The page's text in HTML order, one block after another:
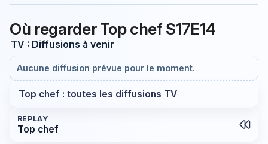
Où regarder Top chef S17E14
TV : Diffusions à venir
Aucune diffusion prévue pour le moment.
Top chef : toutes les diffusions TV
REPLAY
Top chef